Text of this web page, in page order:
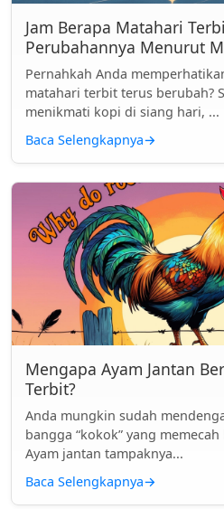
Jam Berapa Matahari
Perubahannya Menurut
Pernahkah Anda
matahari terbit terus berubah?
menikmati kopi di siang hari, ...
Baca Selengkapnya→
Mengapa Ayam Jantan
Terbit?
Anda mungkin sudah
bangga “kokok” yang
Ayam jantan tampaknya...
Baca Selengkapnya→